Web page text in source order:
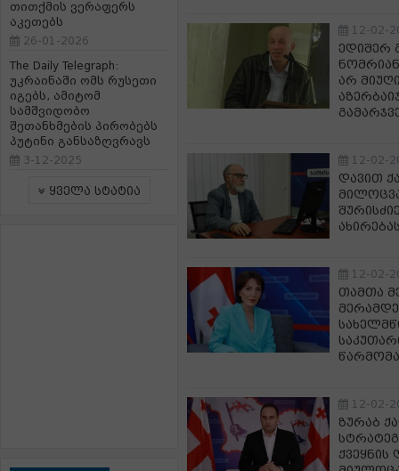
თითქმის ვერაფერს
აკეთებს
26-01-2026
The Daily Telegraph:
უკრაინაში ომს რუსეთი
იგებს, ამიტომ
სამშვიდობო
შეთანხმების პირობებს
პუტინი განსაზღვრავს
3-12-2025
ყველა სტატია
12-02-
ედიშერ
არ
12-02-
დავით
12-02-
თამთა
12-02-
ზურაბ